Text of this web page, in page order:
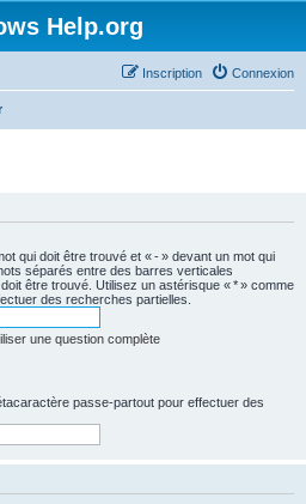
Help.org
Connexion
Inscription
qui doit être trouvé et « - » devant un mot qui
séparés entre des barres verticales
être trouvé. Utilisez un astérisque « * » comme
des recherches partielles.
une question complète
passe-partout pour effectuer des